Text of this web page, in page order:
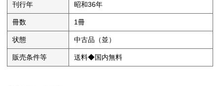
刊行年 昭和36年
冊数 1冊
状態 中古品（並）
販売条件等 送料◆国内無料